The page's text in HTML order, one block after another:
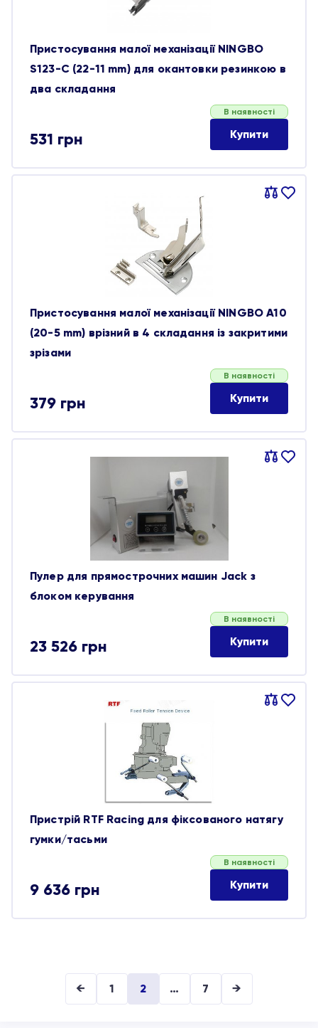
Пристосування малої механізації NINGBO
S123-C (22-11 mm) для окантовки резинкою в
два складання
531 грн
В наявності
Купити
Порівняти
В
Пристосування малої механізації NINGBO A10
(20-5 mm) врізний в 4 складання із закритими
зрізами
379 грн
В наявності
Купити
Порівняти
В
Пулер для прямострочних машин Jack з
блоком керування
23 526 грн
В наявності
Купити
Порівняти
В
Пристрій RTF Racing для фіксованого натягу
гумки/тасьми
9 636 грн
В наявності
Купити
← 1 2 … 7 →